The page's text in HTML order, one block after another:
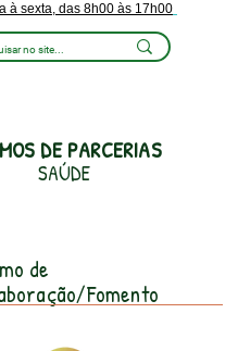
à sexta, das 8h00 às 17h00
DE PARCERIAS
SAÚDE
de
Fomento